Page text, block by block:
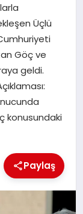
Üçlü
Göç ve
geldi.
konusundaki
Paylaş